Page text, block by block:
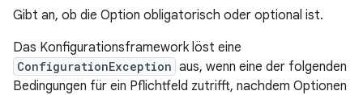
Gibt an, ob die Option obligatorisch oder optional ist.
Das Konfigurationsframework löst eine
ConfigurationException aus, wenn eine der folgenden
Bedingungen für ein Pflichtfeld zutrifft, nachdem Optionen